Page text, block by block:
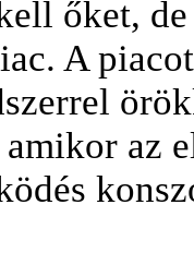
őket,
A
amikor az